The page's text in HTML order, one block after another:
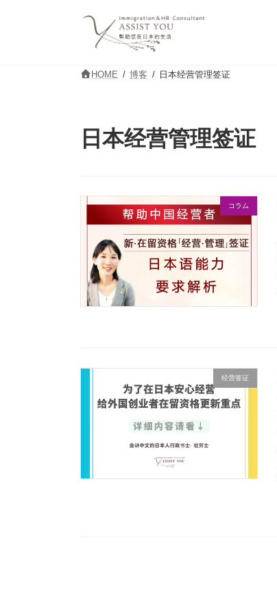
HOME 博客 日本经营管理签证
日本经营管理签证
コラム
经营签证